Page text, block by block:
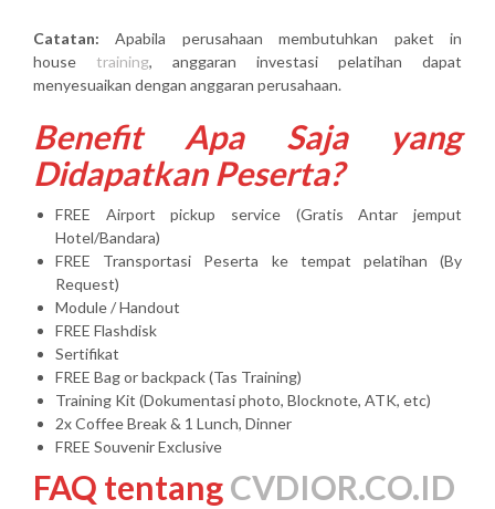
Catatan: Apabila perusahaan membutuhkan paket in
house training, anggaran investasi pelatihan dapat
menyesuaikan dengan anggaran perusahaan.
Benefit Apa Saja yang
Didapatkan Peserta?
FREE Airport pickup service (Gratis Antar jemput
Hotel/Bandara)
FREE Transportasi Peserta ke tempat pelatihan (By
Request)
Module / Handout
FREE Flashdisk
Sertifikat
FREE Bag or backpack (Tas Training)
Training Kit (Dokumentasi photo, Blocknote, ATK, etc)
2x Coffee Break & 1 Lunch, Dinner
FREE Souvenir Exclusive
FAQ tentangCVDIOR.CO.ID